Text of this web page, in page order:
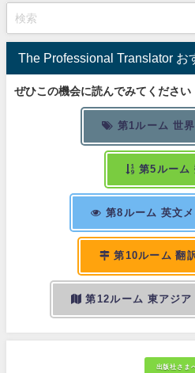
The Professional Translator お
ぜひこの機会に読んでみてください
第1ルーム 世
第5ルーム
第8ルーム 英文
第10ルーム 翻
第12ルーム 東アジア
出版社さま